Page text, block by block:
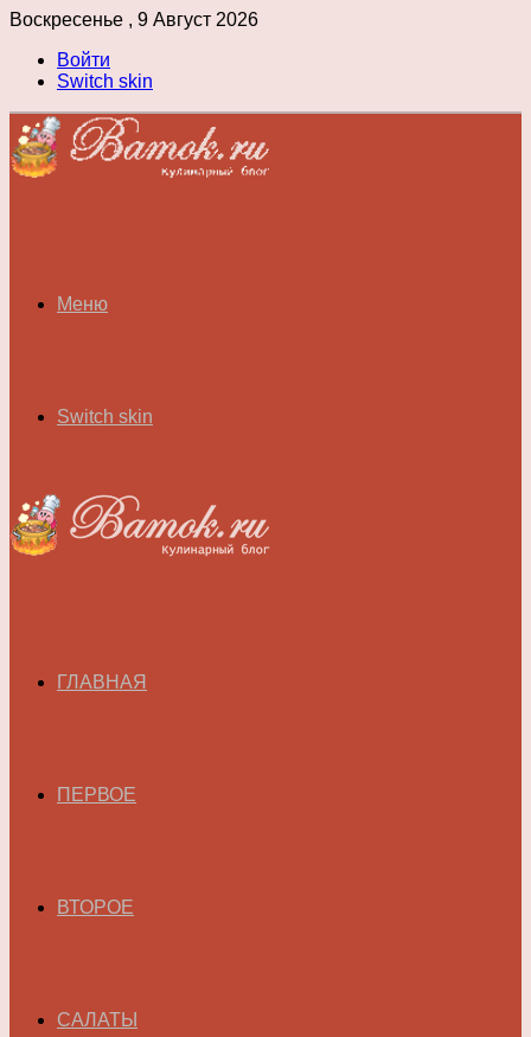
Воскресенье , 9 Август 2026
Войти
Switch skin
Меню
Switch skin
ГЛАВНАЯ
ПЕРВОЕ
ВТОРОЕ
САЛАТЫ